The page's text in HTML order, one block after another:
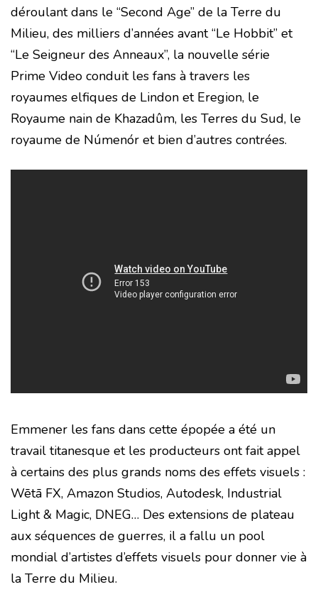
déroulant dans le “Second Age” de la Terre du
Milieu, des milliers d’années avant “Le Hobbit” et
“Le Seigneur des Anneaux”, la nouvelle série
Prime Video conduit les fans à travers les
royaumes elfiques de Lindon et Eregion, le
Royaume nain de Khazadûm, les Terres du Sud, le
royaume de Númenór et bien d’autres contrées.
Emmener les fans dans cette épopée a été un
travail titanesque et les producteurs ontfait appel
à certains des plus grands noms des effets visuels :
Wētā FX, Amazon Studios, Autodesk, Industrial
Light & Magic, DNEG… Des extensions de plateau
aux séquences de guerres, il a fallu un pool
mondial d’artistes d’effets visuels pour donner vie à
la Terre du Milieu.